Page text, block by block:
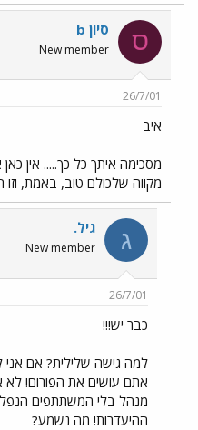
ס סיון b
New member
26/7/01
איב
מסכימה איתך כל כך..... אין
מקווה שלכולם טוב, באמת, וזו
ג גיל.
New member
26/7/01
כבר יש!!!
למה גישה שלילית? אם אני
אתם עושים את הפורום! לא
מנהל בלי המשתתפים
ההיעדרות! מה נשמע?